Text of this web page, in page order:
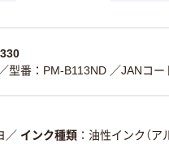
／型番：PM-B113ND ／JANコ
／ インク種類 油性インク（ア